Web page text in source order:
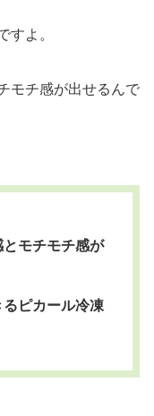
すよ。
モチ感が出せるんで
モチモチ感が
ピカール冷凍